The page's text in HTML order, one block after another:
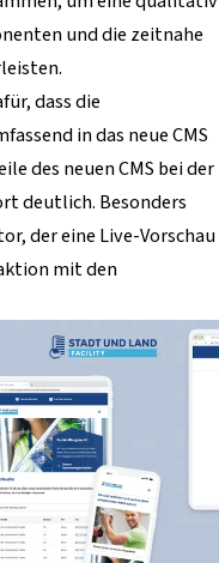
und die zeitnahe
dass die
in das neue CMS
des neuen CMS bei der
deutlich. Besonders
der eine Live-Vorschau
mit den